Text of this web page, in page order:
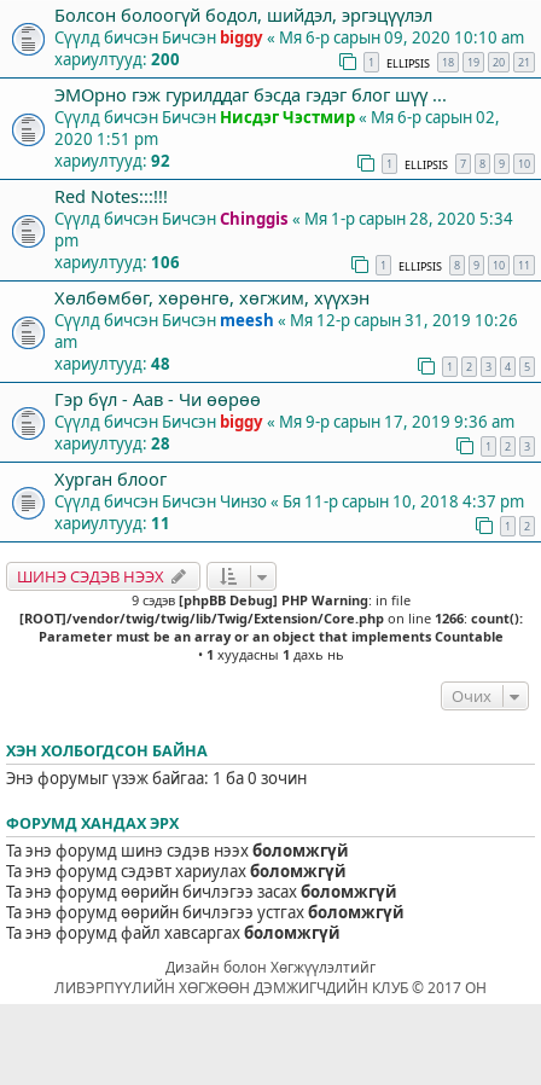
Болсон болоогүй бодол, шийдэл, эргэцүүлэл
Сүүлд бичсэн Бичсэн biggy« Мя 6-р сарын 09, 2020 10:10 am
хариултууд: 200 1 ELLIPSIS 18 19 20 21
ЭМОрно гэж гурилддаг бэсда гэдэг блог шүү ...
Сүүлд бичсэн Бичсэн Нисдэг Чэстмир« Мя 6-р сарын 02,
2020 1:51 pm
хариултууд: 92 1 ELLIPSIS 7 8 9 10
Red Notes:::!!!
Сүүлд бичсэн БичсэнChinggis « Мя 1-р сарын 28, 2020 5:34
pm
хариултууд: 106 1 ELLIPSIS 8 9 10 11
Хөлбөмбөг, хөрөнгө, хөгжим, хүүхэн
Сүүлд бичсэн Бичсэн meesh « Мя 12-р сарын 31, 2019 10:26
am
хариултууд: 48 1 2 3 4 5
Гэр бүл - Аав - Чи өөрөө
Сүүлд бичсэн Бичсэн biggy« Мя 9-р сарын 17, 2019 9:36 am
хариултууд: 28 1 2 3
Хурган блоог
Сүүлд бичсэн Бичсэн Чинзо« Бя 11-р сарын 10, 2018 4:37 pm
хариултууд: 11 1 2
ШИНЭ СЭДЭВ НЭЭХ
9 сэдэв [phpBB Debug] PHP Warning: in file
[ROOT]/vendor/twig/twig/lib/Twig/Extension/Core.phpon line 1266: count():
Parameter must be an array or an object that implements Countable
• 1 хуудасны 1 дахь нь
Очих
ХЭН ХОЛБОГДСОН БАЙНА
Энэ форумыг үзэж байгаа: 1 ба 0 зочин
ФОРУМД ХАНДАХ ЭРХ
Та энэ форумд шинэ сэдэв нээхболомжгүй
Та энэ форумд сэдэвт хариулахболомжгүй
Та энэ форумд өөрийн бичлэгээ засахболомжгүй
Та энэ форумд өөрийн бичлэгээ устгахболомжгүй
Та энэ форумд файл хавсаргахболомжгүй
Дизайн болон Хөгжүүлэлтийг
ЛИВЭРПҮҮЛИЙН ХӨГЖӨӨН ДЭМЖИГЧДИЙН КЛУБ © 2017 ОН